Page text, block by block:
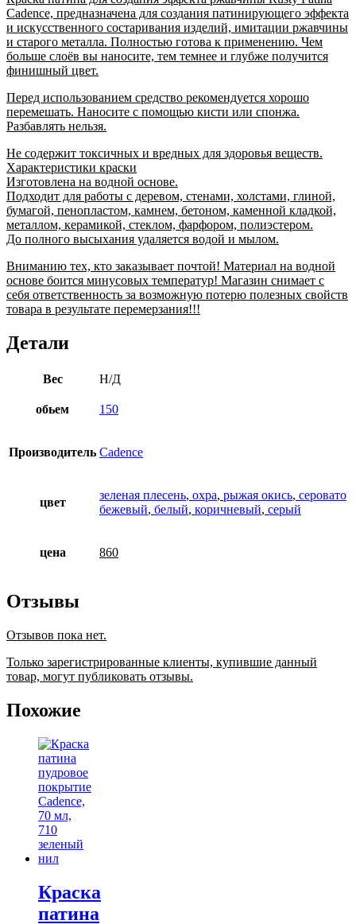
Cadence, предназначена для создания патинирующего эффекта
и искусственного состаривания изделий, имитации ржавчины
и старого металла. Полностью готова к применению. Чем
больше слоёв вы наносите, тем темнее и глубже получится
финишный цвет.
Перед использованием средство рекомендуется хорошо
перемешать. Наносите с помощью кисти или спонжа.
Разбавлять нельзя.
Не содержит токсичных и вредных для здоровья веществ.
Характеристики краски
Изготовлена на водной основе.
Подходит для работы с деревом, стенами, холстами, глиной,
бумагой, пенопластом, камнем, бетоном, каменной кладкой,
металлом, керамикой, стеклом, фарфором, полиэстером.
До полного высыхания удаляется водой и мылом.
Вниманию тех, кто заказывает почтой! Материал на водной
основе боится минусовых температур! Магазин снимает с
себя ответственность за возможную потерю полезных свойств
товара в результате перемерзания!!!
Детали
Вес Н/Д
обьем 150
Производитель Cadence
цвет
зеленая плесень, охра, рыжая окись, серовато
бежевый, белый, коричневый, серый
цена 860
Отзывы
Отзывов пока нет.
Только зарегистрированные клиенты, купившие данный
товар, могут публиковать отзывы.
Похожие
Краска
патина